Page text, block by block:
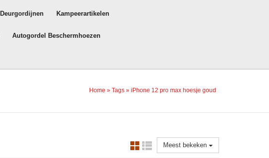
Deurgordijnen Kampeerartikelen
Autogordel Beschermhoezen
Home » Tags » iPhone 12 pro max hoesje goud
Meest bekeken